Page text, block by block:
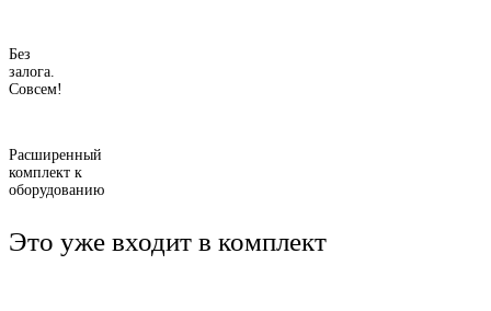
Без
залога.
Совсем!
Расширенный
комплект к
оборудованию
Это уже входит в комплект